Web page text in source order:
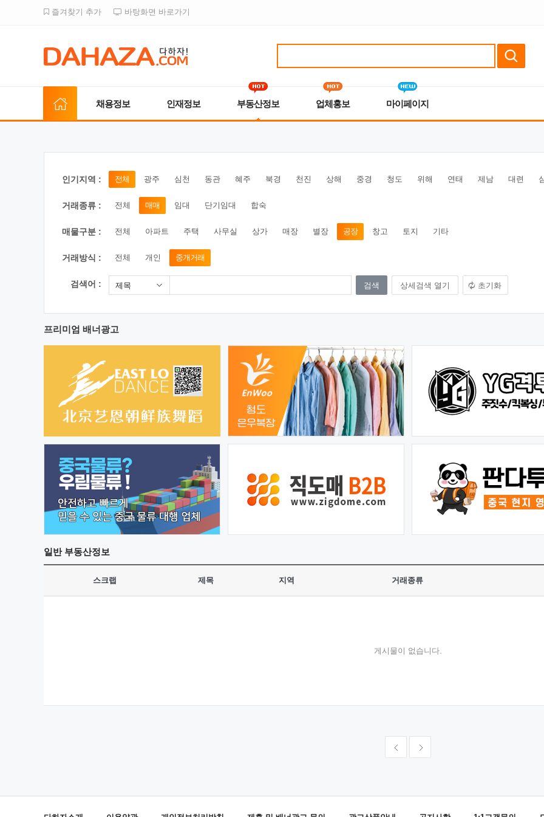
즐겨찾기 추가 바탕화면 바로가기
채용정보 인재정보 부동산정보 업체홍보 마이페이지
인기지역 : 전체 광주 심천 동관 혜주 북경 천진 상해 중경 청도 위해 연태 제남 대련
거래종류 : 전체 매매 임대 단기임대 합숙
매물구분 : 전체 아파트 주택 사무실 상가 매장 별장 공장 창고 토지 기타
거래방식 : 전체 개인 중개거래
검색어 : 제목 상세검색 열기 초기화
프리미엄 배너광고
일반부동산정보
스크랩 제목 지역 거래종류
게시물이 없습니다.